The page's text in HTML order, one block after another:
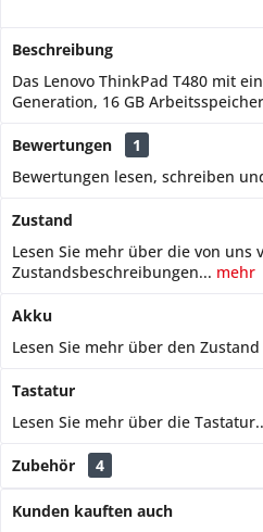
Beschreibung
Das Lenovo ThinkPad T480 mit
Generation, 16 GB
Bewertungen
1
Bewertungen lesen, schreiben
Zustand
Lesen Sie mehr über die von uns
Zustandsbeschreibungen... mehr
Akku
Lesen Sie mehr über den
Tastatur
Lesen Sie mehr über die
Zubehör 4
Kunden kauften auch